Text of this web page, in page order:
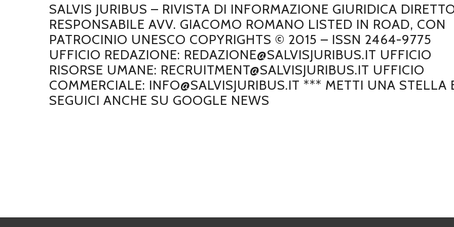
SALVIS JURIBUS – RIVISTA DI INFORMAZIONE GIURIDICA
RESPONSABILE AVV. GIACOMO ROMANO LISTED IN ROAD, CON
PATROCINIO UNESCO COPYRIGHTS © 2015 – ISSN 2464-9775
UFFICIO REDAZIONE: REDAZIONE@SALVISJURIBUS.IT UFFICIO
RISORSE UMANE: RECRUITMENT@SALVISJURIBUS.IT UFFICIO
COMMERCIALE: INFO@SALVISJURIBUS.IT *** METTI UNA STELLA
SEGUICI ANCHE SU GOOGLE NEWS